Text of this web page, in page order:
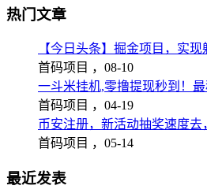
热门文章
【今日头条】掘金项目，实
首码项目 ， 08-10
一斗米挂机,零撸提现秒到！
首码项目 ， 04-19
币安注册，新活动抽奖速度去
首码项目 ， 05-14
最近发表